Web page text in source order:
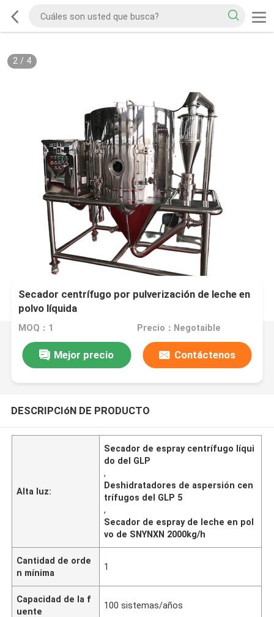
2/ 4
Secador centrífugo por pulverización de leche en
polvo líquida
MOQ：1 Precio：Negotaible
Mejor precio Contáctenos
DESCRIPCIóN DE PRODUCTO
Alta luz:
Secador de espray centrífugo líqui
do del GLP
,
Deshidratadores de aspersión cen
trífugos del GLP 5
,
Secador de espray de leche en pol
vo de SNYNXN 2000kg/h
Cantidad de orde
n mínima
1
Capacidad de la f
uente
100 sistemas/años